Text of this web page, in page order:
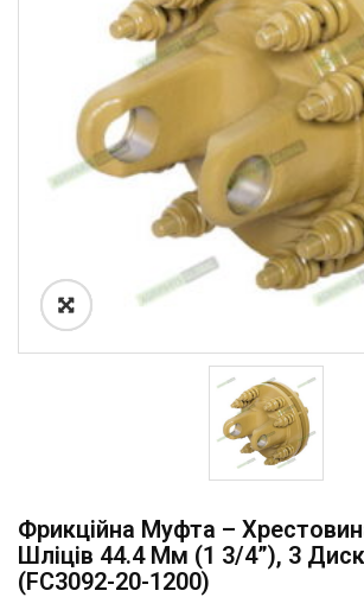
Фрикційна Муфта –
Шліців 44.4 Мм (1 3/4”), 3
(FC3092-20-1200)